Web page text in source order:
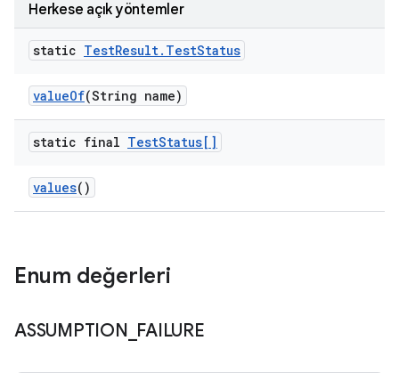
Herkese açık yöntemler
static TestResult. TestStatus
valueOf(String name)
static final TestStatus[]
values()
Enum değerleri
ASSUMPTION FAILURE